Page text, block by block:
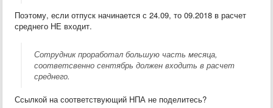
Поэтому, если отпуск начинается с 24.09, то 09.2018 в расчет
среднего НЕ входит.
Сотрудник проработал большую часть месяца,
соответсвенно сентябрь должен входить в расчет
среднего.
Ссылкой на соответствующий НПА не поделитесь?